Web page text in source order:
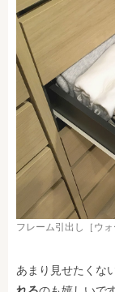
フレーム引出し［ウォ
あまり見せたくな